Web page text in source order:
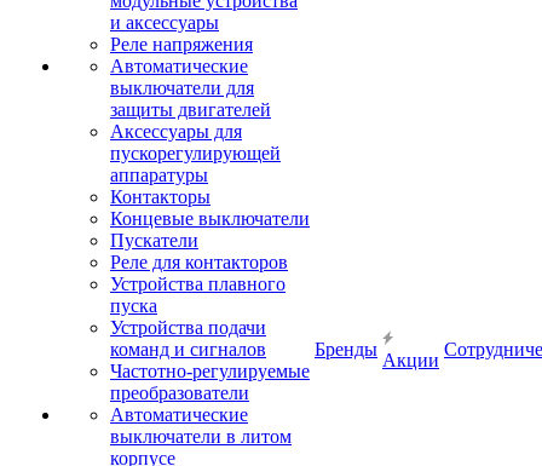
и аксессуары
Реле напряжения
Автоматические
выключатели для
защиты двигателей
Аксессуары для
пускорегулирующей
аппаратуры
Контакторы
Концевые выключатели
Пускатели
Реле для контакторов
Устройства плавного
пуска
Устройства подачи
команд и сигналов
Частотно-регулируемые
преобразователи
Автоматические
выключатели в литом
корпусе
Бренды
Акции